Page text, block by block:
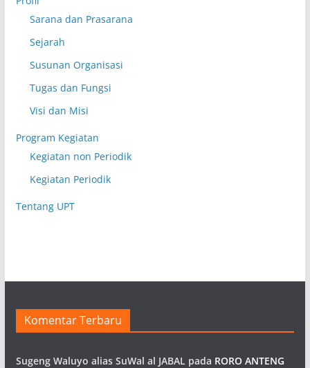
Sarana dan Prasarana
Sejarah
Susunan Organisasi
Tugas dan Fungsi
Visi dan Misi
Program Kegiatan
Kegiatan non Periodik
Kegiatan Periodik
Tentang UPT
Komentar Terbaru
Sugeng Waluyo alias SuWal al JABAL pada RORO ANTENG